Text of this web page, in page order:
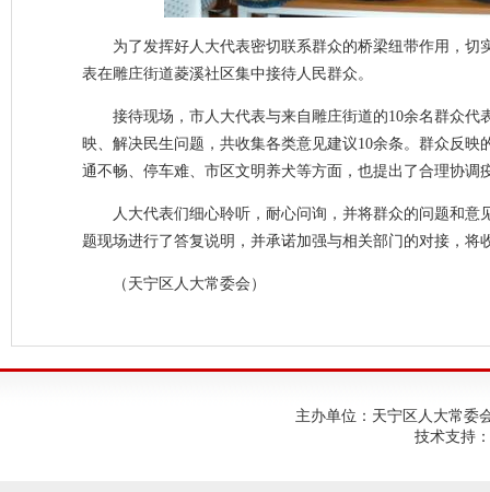
为了发挥好人大代表密切联系群众的桥梁纽带作用，
表在雕庄街道菱溪社区集中接待人民群众。
接待现场，市人大代表与来自雕庄街道的10余名群众
映、解决民生问题，共收集各类意见建议10余条。群众反
通不畅、停车难、市区文明养犬等方面，也提出了合理协调
人大代表们细心聆听，耐心问询，并将群众的问题和
题现场进行了答复说明，并承诺加强与相关部门的对接，
（天宁区人大常委会）
主办单位：天宁区人大常委
技术支持